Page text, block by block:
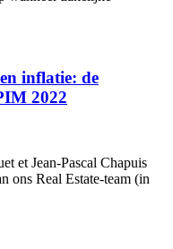
inflatie: de
2022
et Jean-Pascal Chapuis
ons Real Estate-team (in